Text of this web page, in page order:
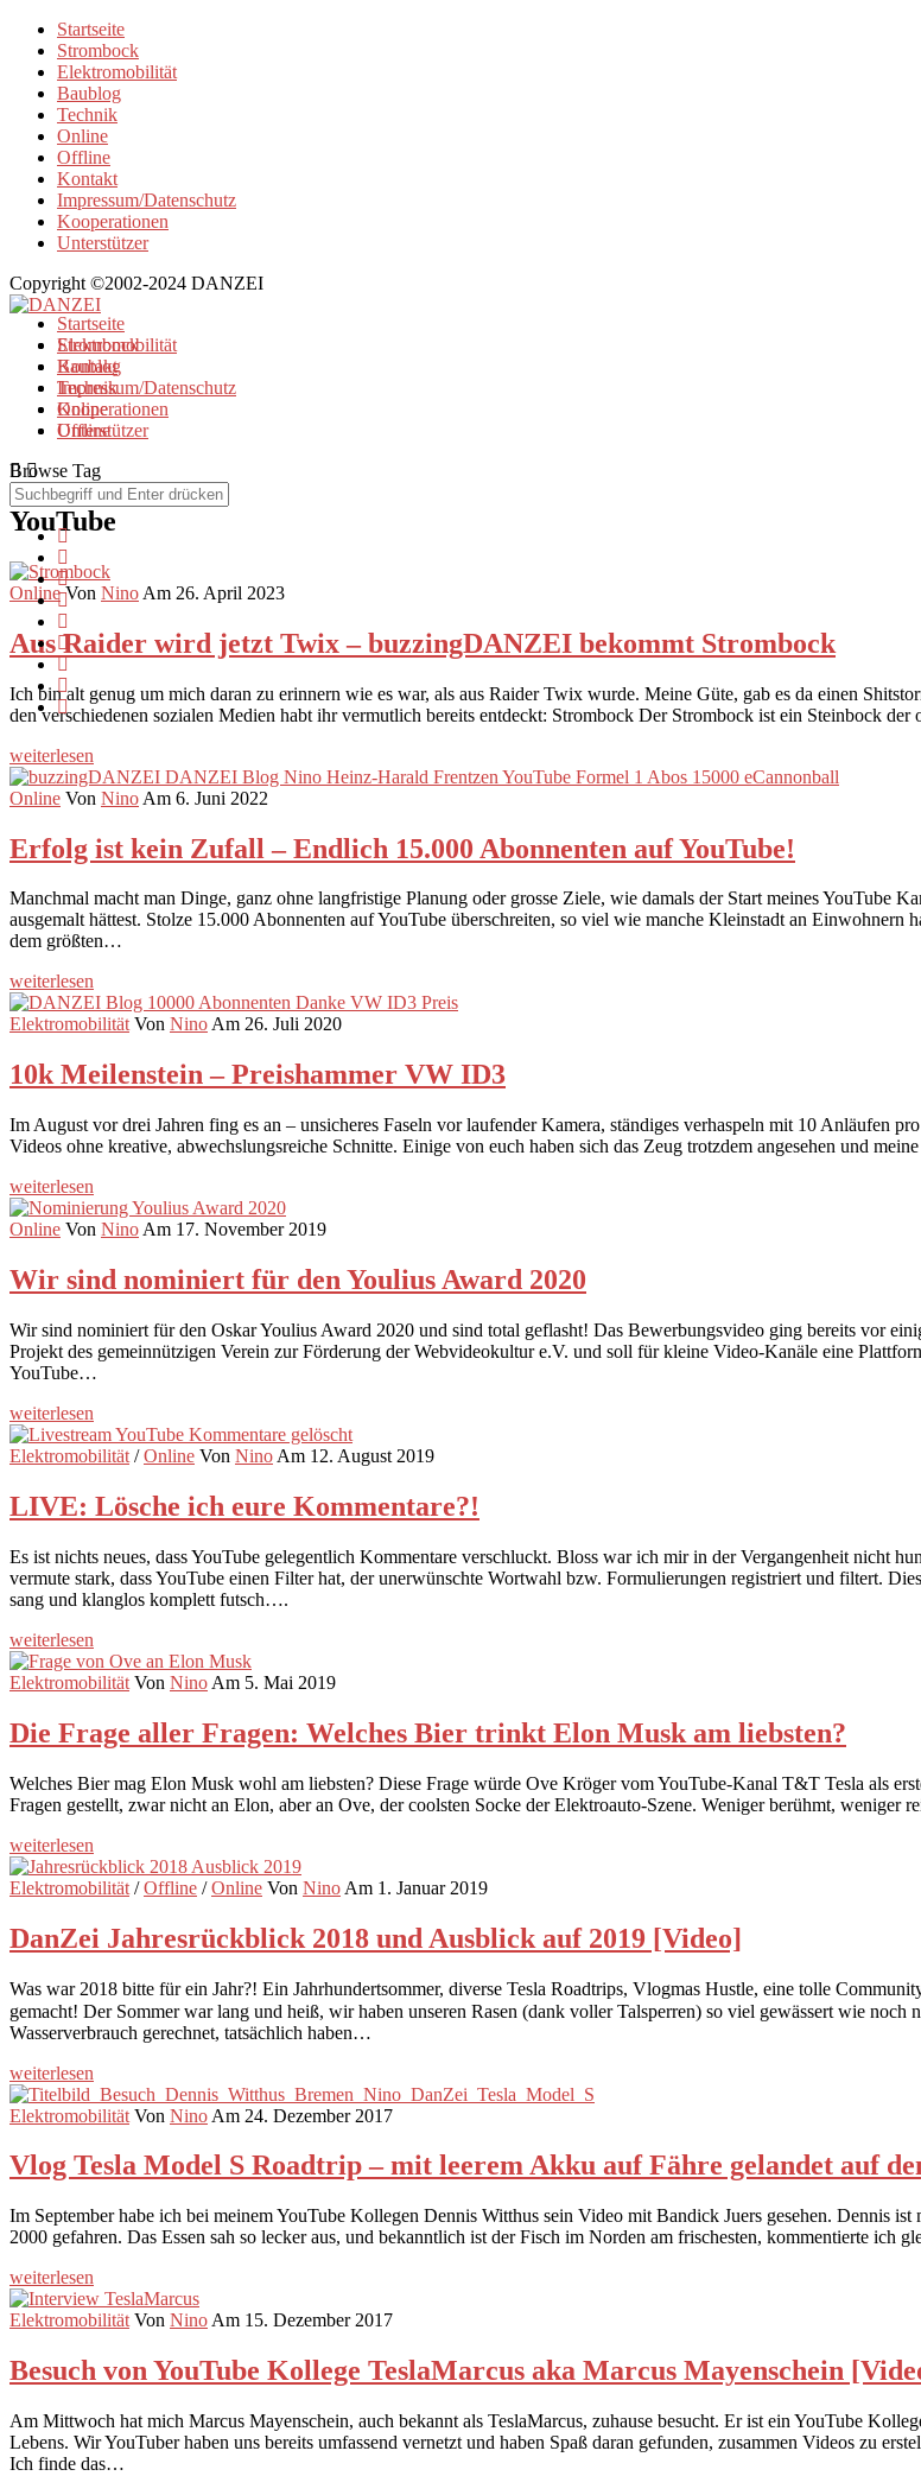
Startseite
Strombock
Elektromobilität
Baublog
Technik
Online
Offline
Kontakt
Impressum/Datenschutz
Kooperationen
Unterstützer
Copyright ©2002-2024 DANZEI
Startseite
Strombock
Kontakt
Impressum/Datenschutz
Kooperationen
Unterstützer
Elektromobilität
Baublog
Technik
Online
Offline
Browse Tag
YouTube
Online Von Nino Am 26. April 2023
Aus Raider wird jetzt Twix – buzzingDANZEI bekommt Strombock
Ich bin alt genug um mich daran zu erinnern wie es war, als aus Raider Twix wurde. Meine Güte, gab es da einen
den verschiedenen sozialen Medien habt ihr vermutlich bereits entdeckt: Strombock Der Strombock ist ein Steinbock
weiterlesen
Online Von Nino Am 6. Juni 2022
Erfolg ist kein Zufall – Endlich 15.000 Abonnenten auf YouTube!
Manchmal macht man Dinge, ganz ohne langfristige Planung oder grosse Ziele, wie damals der Start meines YouTube
ausgemalt hättest. Stolze 15.000 Abonnenten auf YouTube überschreiten, so viel wie manche Kleinstadt an
dem größten…
weiterlesen
Elektromobilität Von NinoAm 26. Juli 2020
10k Meilenstein – Preishammer VW ID3
Im August vor drei Jahren fing es an – unsicheres Faseln vor laufender Kamera, ständiges verhaspeln mit 10 Anläufen
Videos ohne kreative, abwechslungsreiche Schnitte. Einige von euch haben sich das Zeug trotzdem angesehen und
weiterlesen
Online Von Nino Am 17. November 2019
Wir sind nominiert für den Youlius Award 2020
Wir sind nominiert für den Oskar Youlius Award 2020 und sind total geflasht! Das Bewerbungsvideo ging bereits vor
Projekt des gemeinnützigen Verein zur Förderung der Webvideokultur e.V. und soll für kleine Video-Kanäle eine
YouTube…
weiterlesen
Elektromobilität /Online Von Nino Am 12. August 2019
LIVE: Lösche ich eure Kommentare?!
Es ist nichts neues, dass YouTube gelegentlich Kommentare verschluckt. Bloss war ich mir in der Vergangenheit nicht
vermute stark, dass YouTube einen Filter hat, der unerwünschte Wortwahl bzw. Formulierungen registriert und filtert.
sang und klanglos komplett futsch….
weiterlesen
Elektromobilität Von Nino Am 5. Mai 2019
Die Frage aller Fragen: Welches Bier trinkt Elon Musk am liebsten?
Welches Bier mag Elon Musk wohl am liebsten? Diese Frage würde Ove Kröger vom YouTube-Kanal T&T Tesla als
Fragen gestellt, zwar nicht an Elon, aber an Ove, der coolsten Socke der Elektroauto-Szene. Weniger berühmt,
weiterlesen
Elektromobilität /Offline /Online Von Nino Am 1. Januar 2019
DanZei Jahresrückblick 2018 und Ausblick auf 2019 [Video]
Was war 2018 bitte für ein Jahr?! Ein Jahrhundertsommer, diverse Tesla Roadtrips, Vlogmas Hustle, eine tolle
gemacht! Der Sommer war lang und heiß, wir haben unseren Rasen (dank voller Talsperren) so viel gewässert wie
Wasserverbrauch gerechnet, tatsächlich haben…
weiterlesen
Elektromobilität Von Nino Am 24. Dezember 2017
Vlog Tesla Model S Roadtrip – mit leerem Akku auf Fähre gelandet auf
Im September habe ich bei meinem YouTube Kollegen Dennis Witthus sein Video mit Bandick Juers gesehen. Dennis
2000 gefahren. Das Essen sah so lecker aus, und bekanntlich ist der Fisch im Norden am frischesten, kommentierte
weiterlesen
Elektromobilität Von Nino Am 15. Dezember 2017
Besuch von YouTube Kollege TeslaMarcus aka Marcus Mayenschein
Am Mittwoch hat mich Marcus Mayenschein, auch bekannt als TeslaMarcus, zuhause besucht. Er ist ein YouTube
Lebens. Wir YouTuber haben uns bereits umfassend vernetzt und haben Spaß daran gefunden, zusammen Videos zu
Ich finde das…